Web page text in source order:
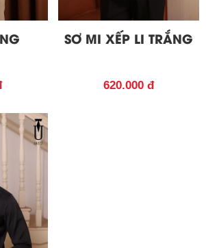
SƠ MI XẾP LI TRẮNG
620.000 đ